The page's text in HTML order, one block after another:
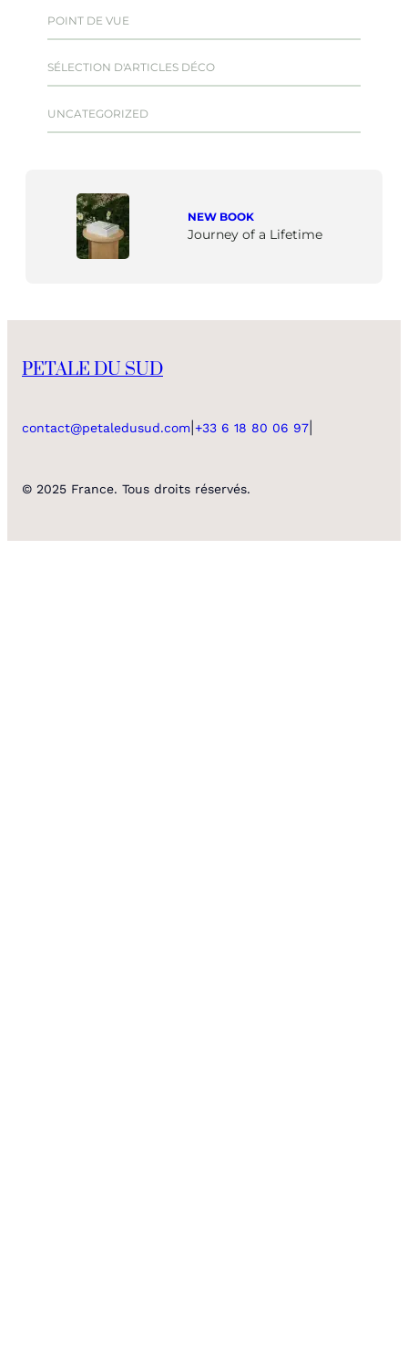
POINT DE VUE
SÉLECTION D'ARTICLES DÉCO
UNCATEGORIZED
NEW BOOK
Journey of a Lifetime
PETALE DU SUD
contact@petaledusud.com +33 6 18 80 06 97
© 2025 France. Tous droits réservés.